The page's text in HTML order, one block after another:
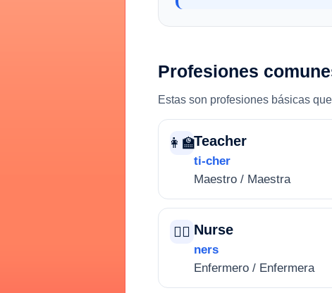
Profesiones
Estas son profesiones básicas
👩‍🏫Teacher
ti-cher
Maestro / Maestra
👩‍⚕️ Nurse
ners
Enfermero / Enfermera